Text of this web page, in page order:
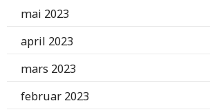
mai 2023
april 2023
mars 2023
februar 2023